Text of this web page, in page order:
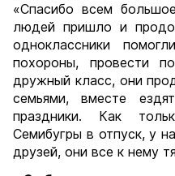
«Спасибо всем
людей пришло и
одноклассники
похороны, провести
дружный класс, они
семьями, вместе
праздники. Как
Семибугры в отпуск, у
друзей, они все к нему